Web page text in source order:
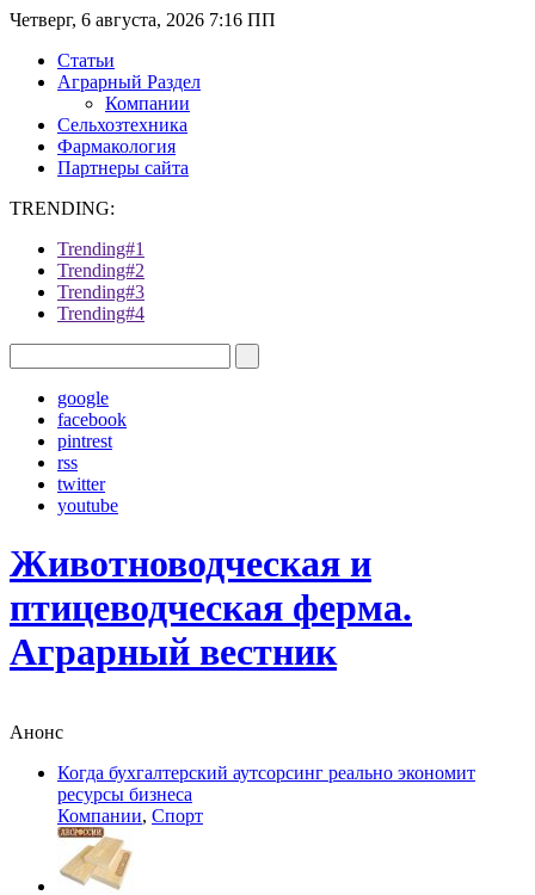
Четверг, 6 августа, 2026 7:16 ПП
Статьи
Аграрный Раздел
Компании
Сельхозтехника
Фармакология
Партнеры сайта
TRENDING:
Trending#1
Trending#2
Trending#3
Trending#4
google
facebook
pintrest
rss
twitter
youtube
Животноводческая и
птицеводческая ферма.
Аграрный вестник
Анонс
Когда бухгалтерский аутсорсинг реально экономит
ресурсы бизнеса
Компании, Спорт